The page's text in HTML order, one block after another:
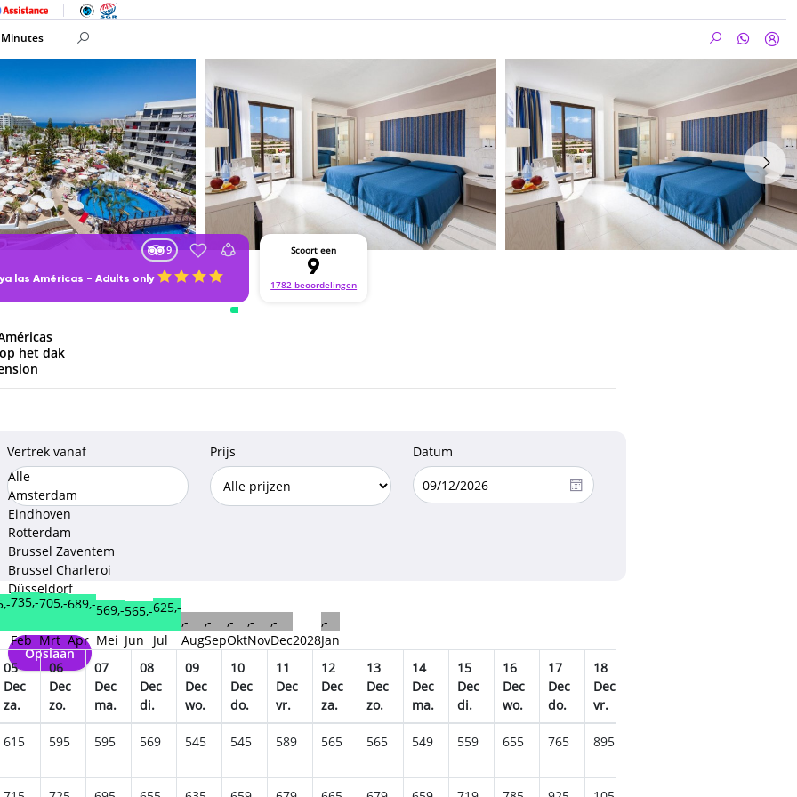
9
las Américas - Adults only
Scoort een
9
1782 beoordelingen
het dak
Vertrek vanaf
Alle
Amsterdam
Eindhoven
Rotterdam
Brussel Zaventem
Brussel Charleroi
Düsseldorf
Weeze
Opslaan
Prijs Datum
735,-
Feb
705,-
Mrt
689,-
Apr
569,-
Mei
565,-
Jun
625,-
Jul
,-
Aug
,-
Sep
,-
Okt
,-
Nov
,-
Dec2028
,-
Jan
05
Dec
za.
06
Dec
zo.
07
Dec
ma.
08
Dec
di.
09
Dec
wo.
10
Dec
do.
11
Dec
vr.
12
Dec
za.
13
Dec
zo.
14
Dec
ma.
15
Dec
di.
16
Dec
wo.
17
Dec
do.
18
Dec
vr.
615 595 595 569 545 545 589 565 565 549 559 655 765 895